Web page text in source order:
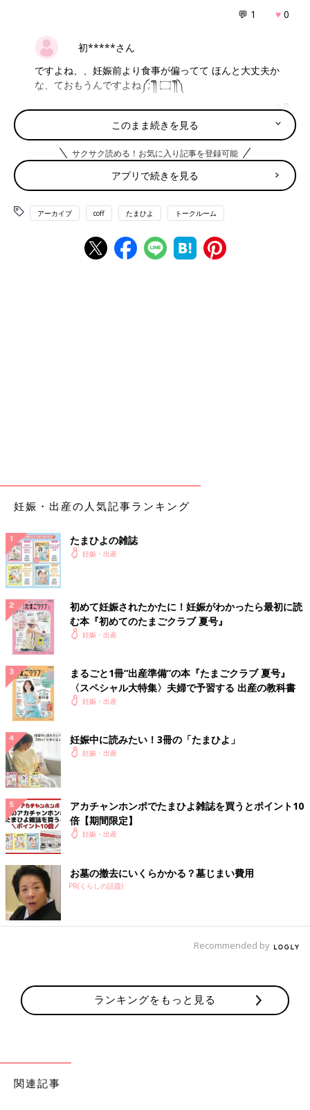
💬 1 ♥ 0
初*****さん
ですよね、、妊娠前より食事が偏ってて ほんと大丈夫か
な、ておもうんですよね༼;´༎ຶ ۝ ༎ຶ༽
♥0
ま****さん
野菜も取らなきゃな〜と思いつつも 自分が食べたい物食べ
ちゃってます😌 なんて食欲も作る気も起きないし 昼間は特
にカップ麺とか冷食とかばっかりです😂
初*****さん
なるほど、、、、 わたしも毎週のように ラーメン行った
りしてて🤣 外食控えようとかよくかいてるから やめたほ
うがいいのかなとか 思ってたけど 気にしすぎたらかえっ
てストレスなるから やめたほーがいいですよね！！
♥0
ぽ*****さん
罪滅ぼしのように、食前にトマト切って食べてます笑 変わ
ったことといえば、抜きがちだった朝昼を食べるようにした
こと、タンパク質が足りないな〜と思ったら納豆を食べるよ
うにしたことくらいですかね…。
初*****さん
気持ち、気を使うてかんじですかね😭💭 わたしもそーし
たほうがいいんだろうけど サラダが大好きだったのに今じ
ゃ食べれなくて（ ｉ _ ｉ ）もっと健康考えたいのに考え
れなくて（ ｉ _ ｉ ）
し*****さん
るんですが… つわりの時から朝と昼は食パンで今もそれが
す😅 気休めにフルーツ青汁飲んでるのとヨーグルトとフル
ーツは毎日食べてます🙄
このまま続きを見る
サクサク読める！お気に入り記事を登録可能
アプリで続きを見る
アーカイブ coff たまひよ トークルーム
妊娠・出産の人気記事ランキング
たまひよの雑誌
妊娠・出産
初めて妊娠されたかたに！妊娠がわかったら最初に読
む本『初めてのたまごクラブ 夏号』
妊娠・出産
まるごと1冊“出産準備”の本『たまごクラブ 夏号』
〈スペシャル大特集〉夫婦で予習する 出産の教科書
妊娠・出産
妊娠中に読みたい！3冊の「たまひよ」
妊娠・出産
アカチャンホンポでたまひよ雑誌を買うとポイント10
倍【期間限定】
妊娠・出産
お墓の撤去にいくらかかる？墓じまい費用
PR(くらしの話題)
Recommended by
ランキングをもっと見る
関連記事